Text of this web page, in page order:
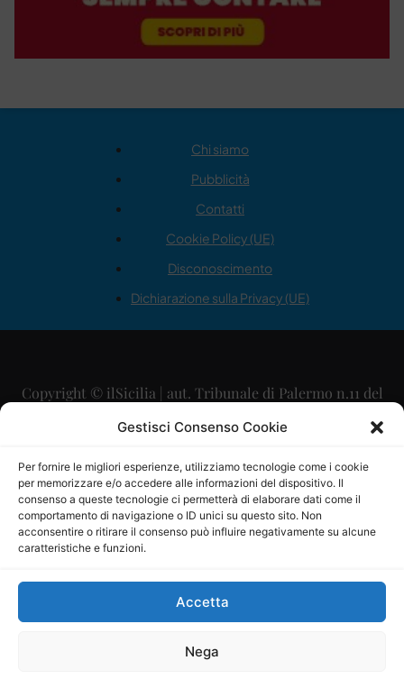
Gestisci Consenso Cookie
Per fornire le migliori esperienze, utilizziamo tecnologie come i cookie
per memorizzare e/o accedere alle informazioni del dispositivo. Il
consenso a queste tecnologie ci permetterà di elaborare dati come il
comportamento di navigazione o ID unici su questo sito. Non
acconsentire o ritirare il consenso può influire negativamente su alcune
caratteristiche e funzioni.
Accetta
Nega
Chi siamo
Pubblicità
Contatti
Cookie Policy (UE)
Disconoscimento
Dichiarazione sulla Privacy (UE)
Copyright © ilSicilia | aut. Tribunale di Palermo n.11 del
29/09/2015
Direttore Editoriale: Maurizio Scaglione
Direttore Responsabile: Maria Calabrese
P.IVA: 06334930820
Mercurio Comunicazione Società Cooperativa a r.l. è
iscritta al Registro degli Operatori di Comunicazione al